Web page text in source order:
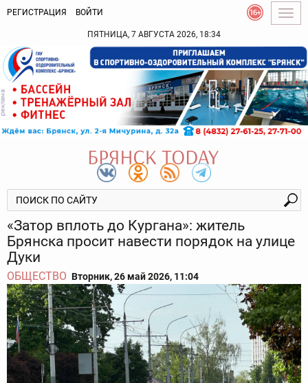
РЕГИСТРАЦИЯ ВОЙТИ
ПЯТНИЦА, 7 АВГУСТА 2026, 18:34
«Затор вплоть до Кургана»: житель
Брянска просит навести порядок на улице
Дуки
ОБЩЕСТВО Вторник, 26 май 2026, 11:04